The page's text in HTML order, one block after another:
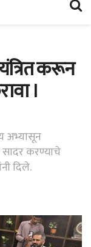
करून
।
अभ्यासून
सादर करण्याचे
दिले.